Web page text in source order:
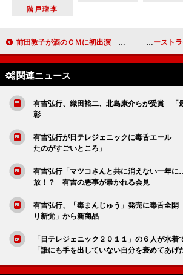
階戸瑠李
前田敦子が酒のＣＭに初出演 「新しい顔を見せることができた」 デーモン閣下「相談な
関連ニュース
有吉弘行、織田裕二、北島康介らが受賞 「
彰
有吉弘行が日テレジェニックに毒舌エール
たのがすごいところ」
有吉弘行「マツコさんと共に消えない一年
放！？ 有吉の悪事が暴かれる会見
有吉弘行、「毒まんじゅう」発売に毒舌全
り新党」から新商品
「日テレジェニック２０１１」の６人が水
「誰にも手を出していない自分を褒めてあげ